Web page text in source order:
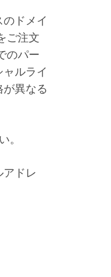
ドメイ
ご注文
のパー
ルライ
異なる
。
ドレ